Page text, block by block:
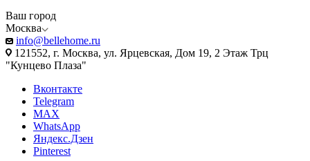
Ваш город
Москва
info@bellehome.ru
121552, г. Москва, ул. Ярцевская, Дом 19, 2 Этаж Трц
"Кунцево Плаза"
Вконтакте
Telegram
MAX
WhatsApp
Яндекс.Дзен
Pinterest